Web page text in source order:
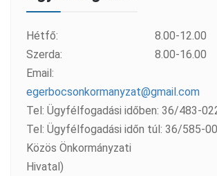
Hétfő:
8.00-12.00
Szerda:
8.00-16.00
Email:
egerbocsonkormanyzat@gmail.com
Tel: Ügyfélfogadási időben: 36/483-
Tel: Ügyfélfogadási időn túl: 36/585-
Közös Önkormányzati
Hivatal)